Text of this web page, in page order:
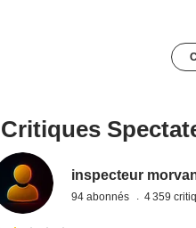
Critiques
inspecteur
94 abonnés 4 359